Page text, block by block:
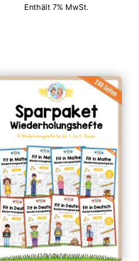
Enthält 7% MwSt.